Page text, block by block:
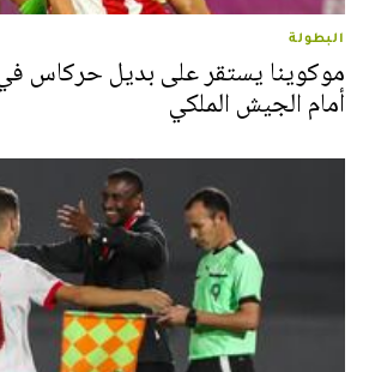
البطولة
موكوينا يستقر على بديل حركاس في
أمام الجيش الملكي